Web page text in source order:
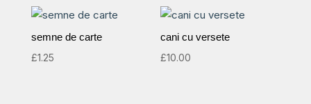
semne de carte
£1.25
cani cu versete
£10.00